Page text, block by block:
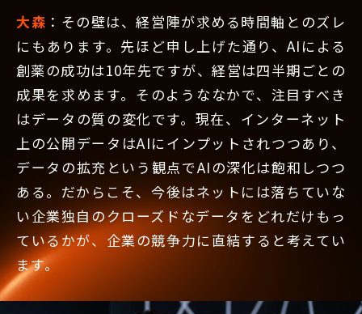
大森 ：その壁は、経営陣が求める時間軸とのズレ
にもあります。先ほど申し上げた通り、AIによる
創薬の成功は10年先ですが、経営は四半期ごとの
成果を求めます。そのようななかで、注目すべき
はデータの質の変化です。現在、インターネット
上の公開データはAIにインプットされつつあり、
データの拡充という観点でAIの深化は飽和しつつ
ある。だからこそ、今後はネットには落ちていな
い企業独自のクローズドなデータをどれだけもっ
ているかが、企業の競争力に直結すると考えてい
ます。